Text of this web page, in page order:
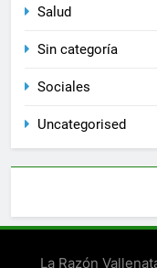
Salud
Sin categoría
Sociales
Uncategorised
La Razón